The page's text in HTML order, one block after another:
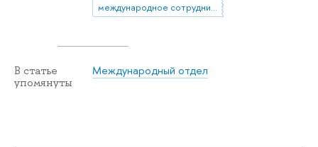
международное сотрудничество
В статье
упомянуты
Международный отдел